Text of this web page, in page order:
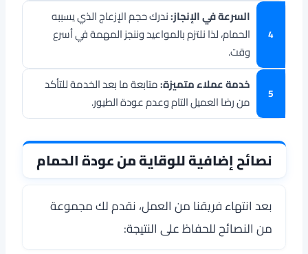
السرعة في الإنجاز:ندرك حجم الإزعاج الذي يسببه
الحمام، لذا نلتزم بالمواعيد وننجز المهمة في أسرع
وقت.
خدمة عملاء متميزة:متابعة ما بعد الخدمة للتأكد
من رضا العميل التام وعدم عودة الطيور.
نصائح إضافية للوقاية من عودة الحمام
بعد انتهاء فريقنا من العمل، نقدم لك مجموعة
من النصائح للحفاظ على النتيجة: